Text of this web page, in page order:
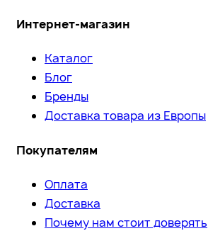
Интернет-магазин
Каталог
Блог
Бренды
Доставка товара из Европы
Покупателям
Оплата
Доставка
Почему нам стоит доверять